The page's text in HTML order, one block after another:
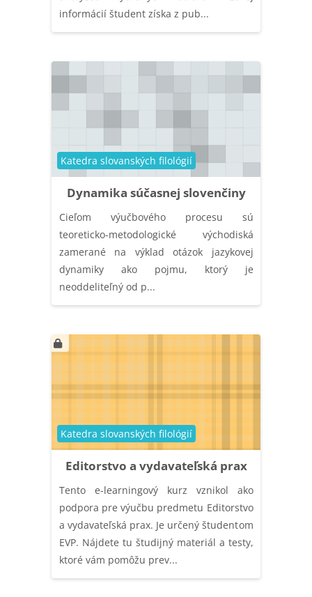
informácií študent získa z pub...
Dynamika súčasnej slovenčiny
Catégorie de cours
Katedra slovanských filológií
Cieľom výučbového procesu sú
teoreticko-metodologické východiská
zamerané na výklad otázok jazykovej
dynamiky ako pojmu, ktorý je
neoddeliteľný od p...
Editorstvo a vydavateľská prax
Catégorie de cours
Katedra slovanských filológií
Tento e-learningový kurz vznikol ako
podpora pre výučbu predmetu Editorstvo
a vydavateľská prax. Je určený študentom
EVP. Nájdete tu študijný materiál a testy,
ktoré vám pomôžu prev...